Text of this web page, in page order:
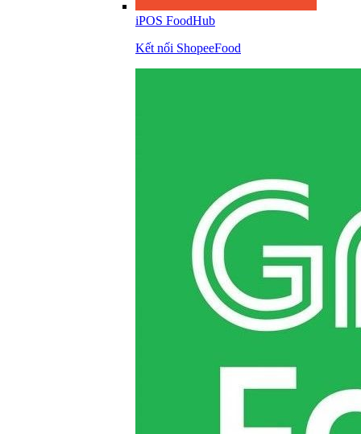
iPOS FoodHub
Kết nối ShopeeFood